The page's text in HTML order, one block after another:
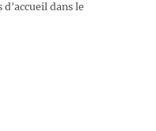
d'accueil dans le